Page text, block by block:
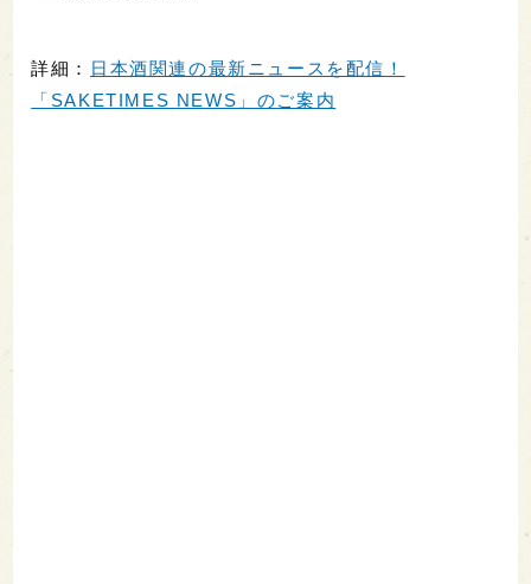
詳細：
日本酒関連の最新ニュースを配信！
「SAKETIMES NEWS」のご案内